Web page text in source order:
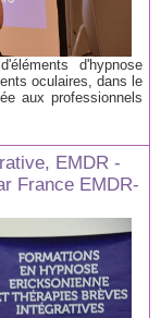
d'hypnose
oculaires, dans le
aux professionnels
EMDR -
France EMDR-